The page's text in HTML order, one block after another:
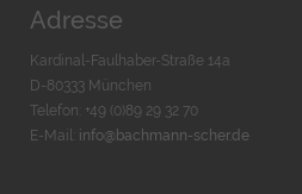
Adresse
Kardinal-Faulhaber-Straße 14a
D-80333 München
Telefon: +49 (0)89 29 32 70
E-Mail: info@bachmann-scher.de